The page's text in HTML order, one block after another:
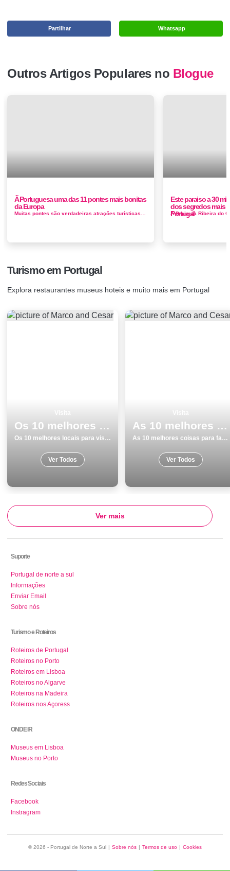
Whatsapp
Partilhar
Outros Artigos Populares no Blogue
Ã Portuguesa uma das 11 pontes mais bonitas
da Europa
Este paraiso a 30
dos segredos mais
Portugal
Turismo em Portugal
Explora restaurantes museus hoteis e muito mais em Portugal
Os 10 melhores locais para visitar em SantarÃ©m
Os 10 melhores locais para visitar em SantarÃ©m
Ver Todos
As 10 melhores coisas para fazer e visitar em Beja
As 10 melhores coisas para fazer e visitar em Beja
Ver Todos
Ver mais
Suporte
Portugal de norte a sul
Informações
Enviar Email
Sobre nós
Turismo e Roteiros
Roteiros de Portugal
Roteiros no Porto
Roteiros em Lisboa
Roteiros no Algarve
Roteiros na Madeira
Roteiros nos Açoress
ONDE IR
Museus em Lisboa
Museus no Porto
Redes Sociais
Facebook
Instragram
© 2026 - Portugal de Norte a Sul | Sobre nós | Termos de uso | Cookies